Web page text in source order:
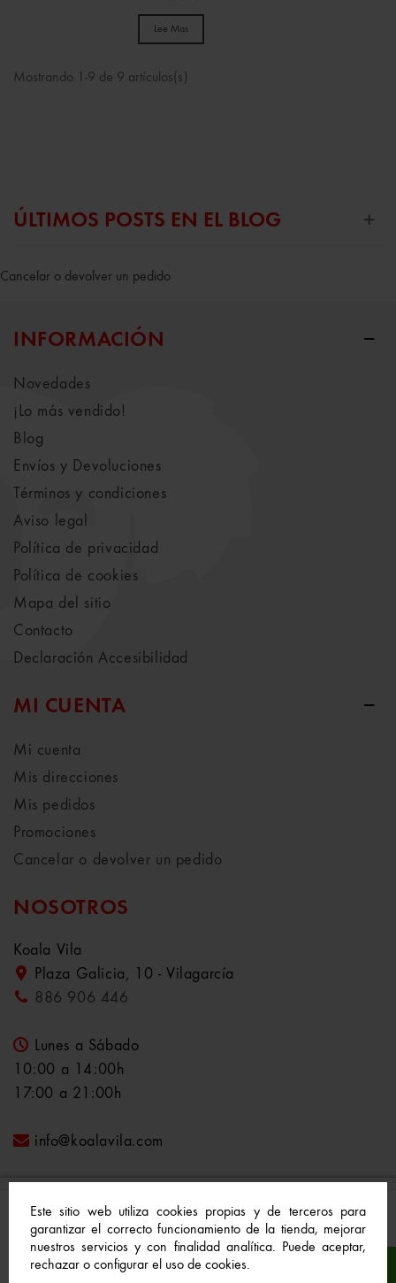
Este sitio web utiliza cookies propias y de terceros para
garantizar el correcto funcionamiento de la tienda, mejorar
nuestros servicios y con finalidad analítica. Puede aceptar,
rechazar o configurar el uso de cookies.
Lee Mas
Mostrando 1-9 de 9 artículos(s)
ÚLTIMOS POSTS EN EL BLOG
Cancelar o devolver un pedido
INFORMACIÓN
Novedades
¡Lo más vendido!
Blog
Envíos y Devoluciones
Términos y condiciones
Aviso legal
Política de privacidad
Política de cookies
Mapa del sitio
Contacto
Declaración Accesibilidad
MI CUENTA
Mi cuenta
Mis direcciones
Mis pedidos
Promociones
Cancelar o devolver un pedido
NOSOTROS
Koala Vila
Plaza Galicia, 10 - Vilagarcía
886 906 446
Lunes a Sábado
10:00 a 14:00h
17:00 a 21:00h
info@koalavila.com
© 2021-2022 Koala Vila™. Todos los derechos